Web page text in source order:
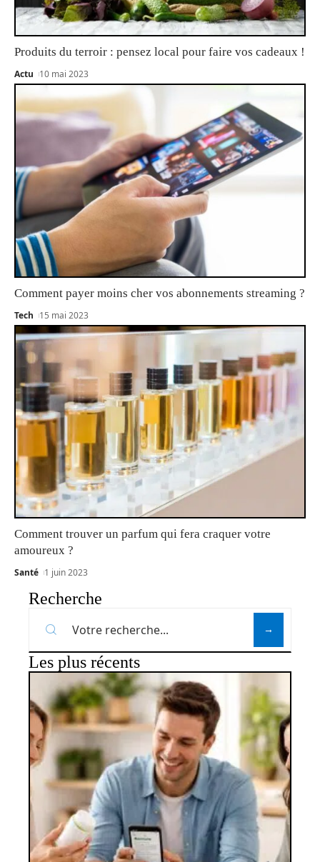
Produits du terroir : pensez local pour faire vos cadeaux !
Actu 10 mai 2023
Comment payer moins cher vos abonnements streaming ?
Tech 15 mai 2023
Comment trouver un parfum qui fera craquer votre
amoureux ?
Santé 1 juin 2023
Recherche
Les plus récents